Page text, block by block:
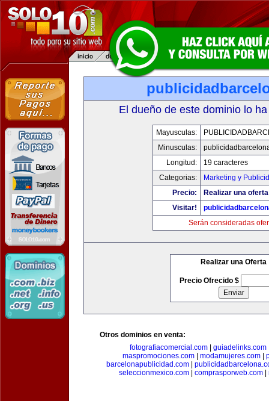
El dueño de este dominio lo
Mayusculas:
Minusculas:
Longitud:
19 caracteres
Categorias:
Marketing y
Precio:
Realizar una
Visitar!
Serán consideradas
Realizar una Oferta
Precio Ofrecido $
Otros dominios en venta:
fotografiacomercial.com
guiadelinks.com
maspromociones.com
modamujeres.com
barcelonapublicidad.com|
seleccionmexico.com| comprasporweb.com|